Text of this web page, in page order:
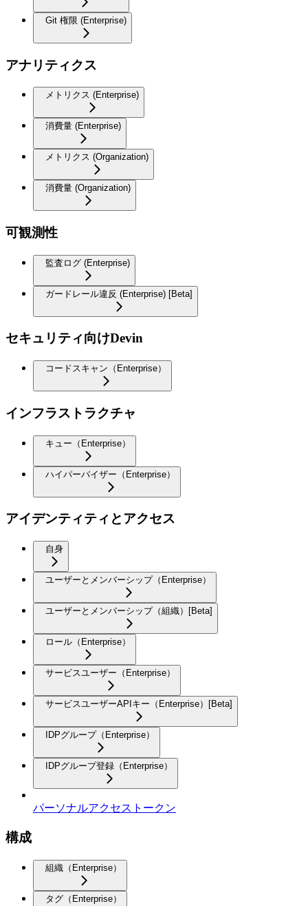
Git 権限 (Enterprise)
アナリティクス
メトリクス (Enterprise)
消費量 (Enterprise)
メトリクス (Organization)
消費量 (Organization)
可観測性
監査ログ (Enterprise)
ガードレール違反 (Enterprise) [Beta]
セキュリティ向けDevin
コードスキャン（Enterprise）
インフラストラクチャ
キュー（Enterprise）
ハイパーバイザー（Enterprise）
アイデンティティとアクセス
自身
ユーザーとメンバーシップ（Enterprise）
ユーザーとメンバーシップ（組織）[Beta]
ロール（Enterprise）
サービスユーザー（Enterprise）
サービスユーザーAPIキー（Enterprise）[Beta]
IDPグループ（Enterprise）
IDPグループ登録（Enterprise）
パーソナルアクセストークン
構成
組織（Enterprise）
タグ（Enterprise）